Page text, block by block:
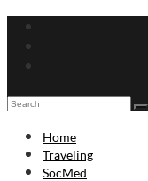
Home
Traveling
SocMed